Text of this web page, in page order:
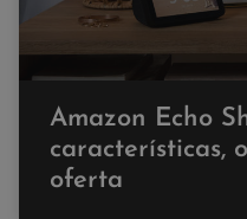
Amazon Echo
características,
oferta